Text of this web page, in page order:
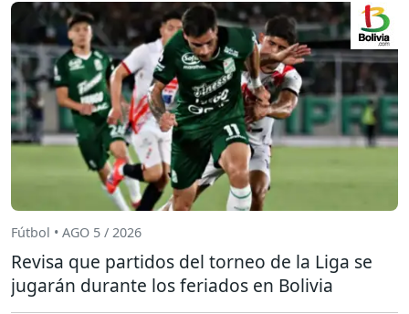
Fútbol • AGO 5 / 2026
Revisa que partidos del torneo de la Liga se
jugarán durante los feriados en Bolivia